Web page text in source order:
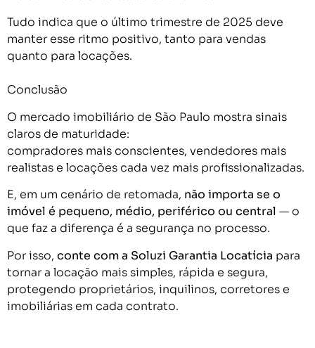
Tudo indica que o último trimestre de 2025 deve
manter esse ritmo positivo, tanto para vendas
quanto para locações.
Conclusão
O mercado imobiliário de São Paulo mostra sinais
claros de maturidade:
compradores mais conscientes, vendedores mais
realistas e locações cada vez mais profissionalizadas.
E, em um cenário de retomada, não importa se o
imóvel é pequeno, médio, periférico ou central — o
que faz a diferença é a segurança no processo.
Por isso, conte com a Soluzi Garantia Locatícia para
tornar a locação mais simples, rápida e segura,
protegendo proprietários, inquilinos, corretores e
imobiliárias em cada contrato.